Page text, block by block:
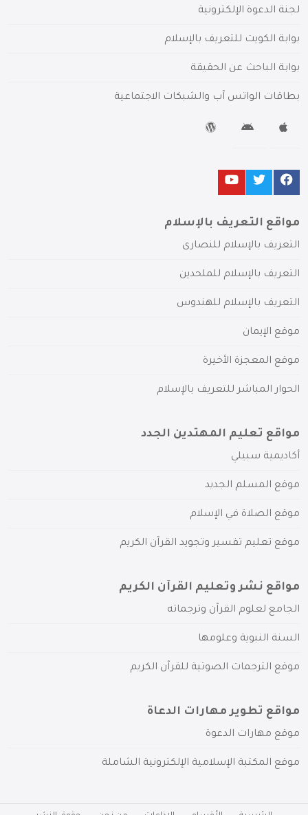
لجنة الدعوة الإلكترونية
بوابة الكويت للتعريف بالإسلام
بوابة الباحث عن الحقيقة
بطاقات الواتس آب والشبكات الاجتماعية
مواقع التعريف بالإسلام
التعريف بالإسلام للنصارى
التعريف بالإسلام للملحدين
التعريف بالإسلام للهندوس
موقع الإيمان
موقع المعجزة الأخيرة
الحوار المباشر للتعريف بالإسلام
مواقع تعليم المهتدين الجدد
أكاديمية سبيلي
موقع المسلم الجديد
موقع الصلاة في الإسلام
موقع تعليم تفسير وتجويد القرآن الكريم
مواقع نشر وتعليم القرآن الكريم
الجامع لعلوم القرآن وترجماته
السنة النبوية وعلومها
موقع الترجمات الصوتية للقرآن الكريم
مواقع تطوير مهارات الدعاة
موقع مهارات الدعوة
موقع المكتبة الإسلامية الإلكترونية الشاملة